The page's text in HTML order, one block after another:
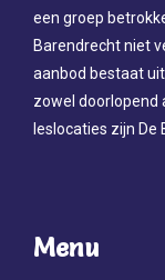
een groep
Barendrecht niet
aanbod bestaat
zowel doorlopend
leslocaties zijn De
Menu